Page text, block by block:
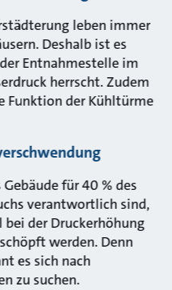
leben immer
Deshalb ist es
Entnahmestelle im
herrscht. Zudem
Funktion der Kühltürme
für 40 % des
verantwortlich sind,
der Druckerhöhung
werden. Denn
es sich nach
zu suchen.